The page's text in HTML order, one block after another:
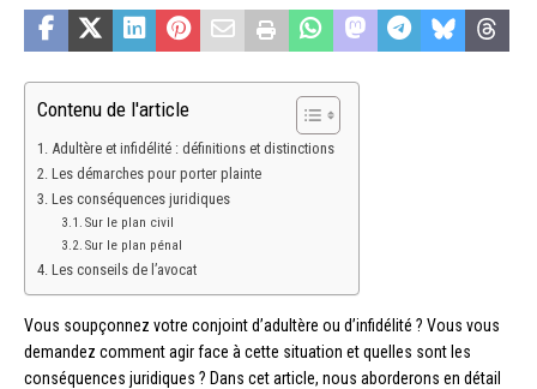
Contenu de l'article
Adultère et infidélité : définitions et distinctions
Les démarches pour porter plainte
Les conséquences juridiques
Sur le plan civil
Sur le plan pénal
Les conseils de l’avocat
Vous soupçonnez votre conjoint d’adultère ou d’infidélité ? Vous vous
demandez comment agir face à cette situation et quelles sont les
conséquences juridiques ? Dans cet article, nous aborderons en détail